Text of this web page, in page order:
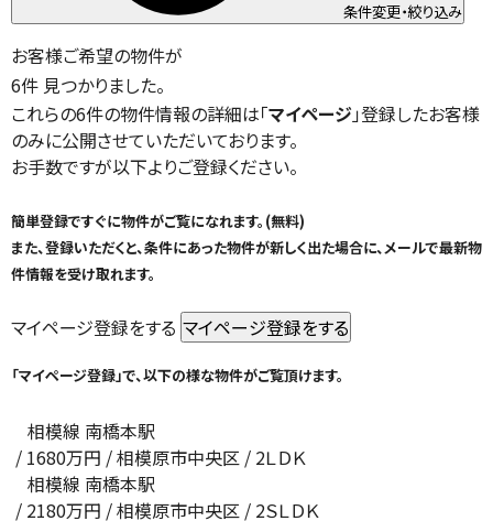
条件変更・絞り込み
お客様ご希望の物件が
6件 見つかりました。
これらの6件の物件情報の詳細は「マイページ」登録したお客様
のみに公開させていただいております。
お手数ですが以下よりご登録ください。
簡単登録ですぐに物件がご覧になれます。(無料)
また、登録いただくと、条件にあった物件が新しく出た場合に、メールで最新物
件情報を受け取れます。
マイページ登録をする
「マイページ登録」で、以下の様な物件がご覧頂けます。
相模線 南橋本駅
/ 1680万円 / 相模原市中央区 / 2ＬＤＫ
相模線 南橋本駅
/ 2180万円 / 相模原市中央区 / 2ＳＬＤＫ